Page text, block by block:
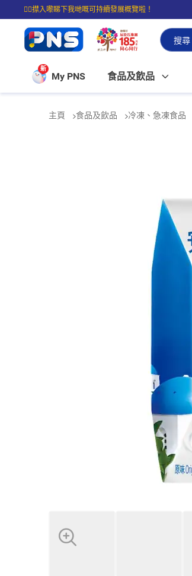
☝🏼㩒入嚟睇下我哋嘅可持續發展概覽啦！
⭐購物滿$399即享免費送貨；滿$100即可免費店取。
新
My PNS 食品及飲品
主頁 食品及飲品 冷凍、急凍食品